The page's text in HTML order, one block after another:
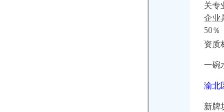
南方院页、南方院公司名录、南方院供应商、南方院制造商
还有多少门槛让青年创业者“头大”_中国经济网——国家经济
南航海南公司劳动争议:律师的代理词_南航内幕_新浪博客
渤海金控投资股份有限公司2016年第五次临时董事会会议决议
关专
企业
50％
资质
一碗
渝北
新牌